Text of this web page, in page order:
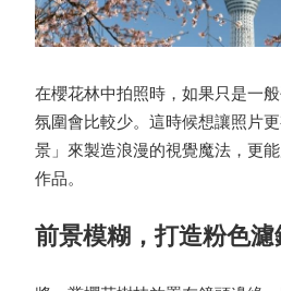
在櫻花林中拍照時，如果只是一
氛圍會比較少。這時候想讓照片
景」來製造浪漫的視覺魔法，更
作品。
前景模糊，打造粉色濾